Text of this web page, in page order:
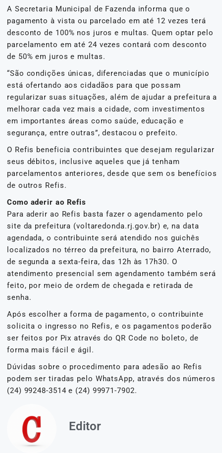
A Secretaria Municipal de Fazenda informa que o
pagamento à vista ou parcelado em até 12 vezes terá
desconto de 100% nos juros e multas. Quem optar pelo
parcelamento em até 24 vezes contará com desconto
de 50% em juros e multas.
“São condições únicas, diferenciadas que o município
está ofertando aos cidadãos para que possam
regularizar suas situações, além de ajudar a prefeitura a
melhorar cada vez mais a cidade, com investimentos
em importantes áreas como saúde, educação e
segurança, entre outras”, destacou o prefeito.
O Refis beneficia contribuintes que desejam regularizar
seus débitos, inclusive aqueles que já tenham
parcelamentos anteriores, desde que sem os benefícios
de outros Refis.
Como aderir ao Refis
Para aderir ao Refis basta fazer o agendamento pelo
site da prefeitura (voltaredonda.rj.gov.br) e, na data
agendada, o contribuinte será atendido nos guichês
localizados no térreo da prefeitura, no bairro Aterrado,
de segunda a sexta-feira, das 12h às 17h30. O
atendimento presencial sem agendamento também será
feito, por meio de ordem de chegada e retirada de
senha.
Após escolher a forma de pagamento, o contribuinte
solicita o ingresso no Refis, e os pagamentos poderão
ser feitos por Pix através do QR Code no boleto, de
forma mais fácil e ágil.
Dúvidas sobre o procedimento para adesão ao Refis
podem ser tiradas pelo WhatsApp, através dos números
(24) 99248-3514 e (24) 99971-7902.
Editor